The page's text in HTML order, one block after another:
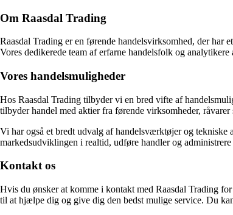
Om Raasdal Trading
Raasdal Trading er en førende handelsvirksomhed, der har
Vores dedikerede team af erfarne handelsfolk og
Vores handelsmuligheder
Hos Raasdal Trading tilbyder vi en bred vifte af
tilbyder handel med aktier fra førende virksomheder,
Vi har også et bredt udvalg af handelsværktøjer og
markedsudviklingen i realtid, udføre handler og
Kontakt os
Hvis du ønsker at komme i kontakt med Raasdal Trading
til at hjælpe dig og give dig den bedst mulige service. Du